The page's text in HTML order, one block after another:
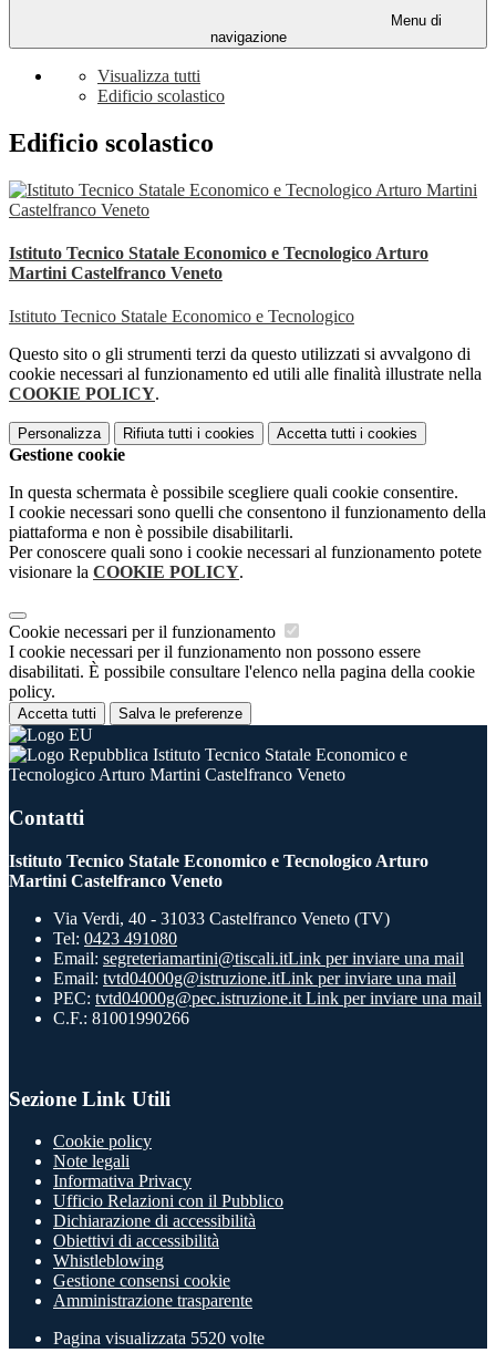
Menu di
navigazione
Visualizza tutti
Edificio scolastico
Edificio scolastico
Istituto Tecnico Statale Economico e Tecnologico Arturo
Martini Castelfranco Veneto
Istituto Tecnico Statale Economico e Tecnologico
Questo sito o gli strumenti terzi da questo utilizzati si avvalgono di
cookie necessari al funzionamento ed utili alle finalità illustrate nella
COOKIE POLICY.
Personalizza Rifiuta tutti i cookies Accetta tutti i cookies
Gestione cookie
In questa schermata è possibile scegliere quali cookie consentire.
I cookie necessari sono quelli che consentono il funzionamento della
piattaforma e non è possibile disabilitarli.
Per conoscere quali sono i cookie necessari al funzionamento potete
visionare la COOKIE POLICY.
Cookie necessari per il funzionamento
I cookie necessari per il funzionamento non possono essere
disabilitati. È possibile consultare l'elenco nella pagina della cookie
policy.
Accetta tutti Salva le preferenze
Istituto Tecnico Statale Economico e
Tecnologico Arturo Martini Castelfranco Veneto
Contatti
Istituto Tecnico Statale Economico e Tecnologico Arturo
Martini Castelfranco Veneto
Via Verdi, 40 - 31033 Castelfranco Veneto (TV)
Tel: 0423 491080
Email: segreteriamartini@tiscali.itLink per inviare una mail
Email: tvtd04000g@istruzione.itLink per inviare una mail
PEC: tvtd04000g@pec.istruzione.it Link per inviare una mail
C.F.: 81001990266
Sezione Link Utili
Cookie policy
Note legali
Informativa Privacy
Ufficio Relazioni con il Pubblico
Dichiarazione di accessibilità
Obiettivi di accessibilità
Whistleblowing
Gestione consensi cookie
Amministrazione trasparente
Pagina visualizzata 5520 volte